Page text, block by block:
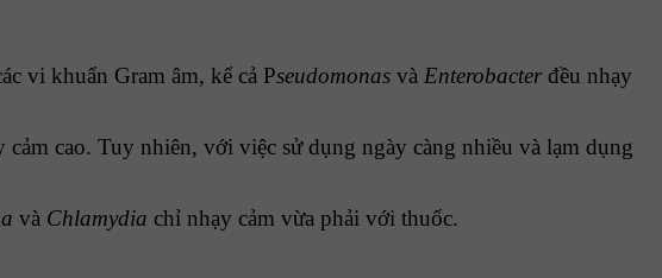
vi khuẩn Gram âm, kể cả Pseudomonas và Enterobacterđều nhạy
cảm cao. Tuy nhiên, với việc sử dụng ngày càng nhiều và lạm dụng
và Chlamydia chỉ nhạy cảm vừa phải với thuốc.